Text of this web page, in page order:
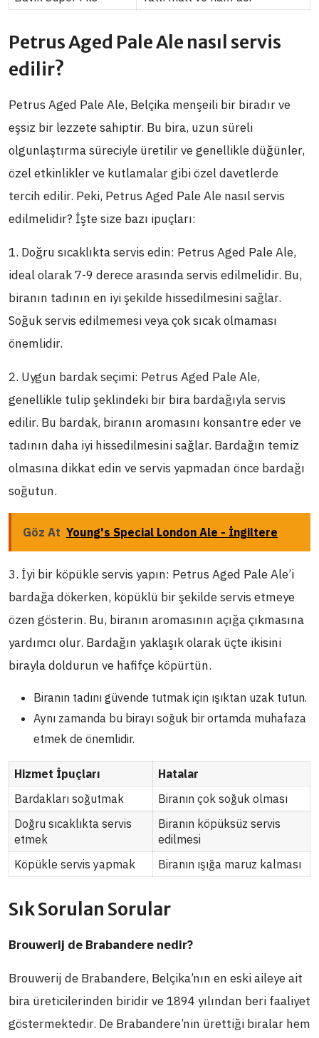
Petrus Aged Pale Ale nasıl servis
edilir?
Petrus Aged Pale Ale, Belçika menşeili bir biradır ve
eşsiz bir lezzete sahiptir. Bu bira, uzun süreli
olgunlaştırma süreciyle üretilir ve genellikle düğünler,
özel etkinlikler ve kutlamalar gibi özel davetlerde
tercih edilir. Peki, Petrus Aged Pale Ale nasıl servis
edilmelidir? İşte size bazı ipuçları:
1. Doğru sıcaklıkta servis edin: Petrus Aged Pale Ale,
ideal olarak 7-9 derece arasında servis edilmelidir. Bu,
biranın tadının en iyi şekilde hissedilmesini sağlar.
Soğuk servis edilmemesi veya çok sıcak olmaması
önemlidir.
2. Uygun bardak seçimi: Petrus Aged Pale Ale,
genellikle tulip şeklindeki bir bira bardağıyla servis
edilir. Bu bardak, biranın aromasını konsantre eder ve
tadının daha iyi hissedilmesini sağlar. Bardağın temiz
olmasına dikkat edin ve servis yapmadan önce bardağı
soğutun.
Göz At Young's Special London Ale - İngiltere
3. İyi bir köpükle servis yapın: Petrus Aged Pale Ale’i
bardağa dökerken, köpüklü bir şekilde servis etmeye
özen gösterin. Bu, biranın aromasının açığa çıkmasına
yardımcı olur. Bardağın yaklaşık olarak üçte ikisini
birayla doldurun ve hafifçe köpürtün.
Biranın tadını güvende tutmak için ışıktan uzak tutun.
Aynı zamanda bu birayı soğuk bir ortamda muhafaza
etmek de önemlidir.
Hizmet İpuçları
Hatalar
Bardakları soğutmak
Biranın çok soğuk olması
Doğru sıcaklıkta servis
etmek
Biranın köpüksüz servis
edilmesi
Köpükle servis yapmak
Biranın ışığa maruz kalması
Sık Sorulan Sorular
Brouwerij de Brabandere nedir?
Brouwerij de Brabandere, Belçika’nın en eski aileye ait
bira üreticilerinden biridir ve 1894 yılından beri faaliyet
göstermektedir. De Brabandere’nin ürettiği biralar hem